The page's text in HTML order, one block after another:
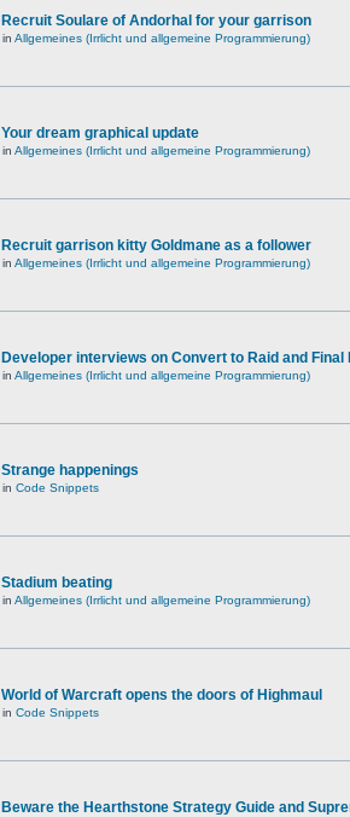
Recruit Soulare of Andorhal for your garrison
in Allgemeines (Irrlicht und allgemeine Programmierung)
Your dream graphical update
in Allgemeines (Irrlicht und allgemeine Programmierung)
Recruit garrison kitty Goldmane as a follower
in Allgemeines (Irrlicht und allgemeine Programmierung)
Developer interviews on Convert to Raid and Final
in Allgemeines (Irrlicht und allgemeine Programmierung)
Strange happenings
in Code Snippets
Stadium beating
in Allgemeines (Irrlicht und allgemeine Programmierung)
World of Warcraft opens the doors of Highmaul
in Code Snippets
Beware the Hearthstone Strategy Guide and